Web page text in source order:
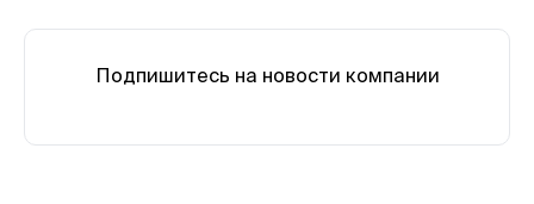
Подпишитесь на новости компании